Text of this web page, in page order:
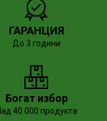
ГАРАНЦИЯ
До 3 години
Богат избор
40 000 продукта